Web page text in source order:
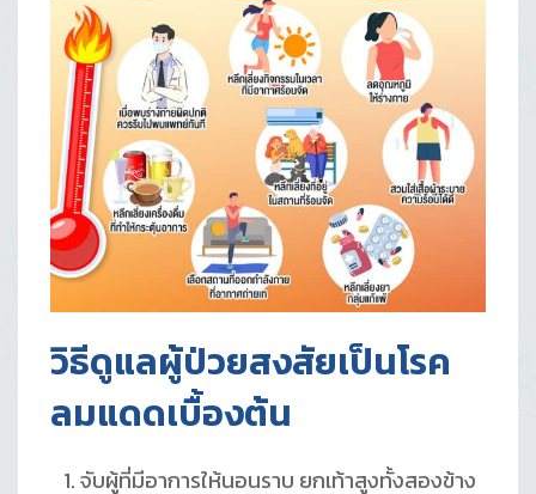
วิธีดูแลผู้ป่วยสงสัยเป็นโรค
ลมแดดเบื้องต้น
จับผู้ที่มีอาการให้นอนราบ ยกเท้าสูงทั้งสองข้าง